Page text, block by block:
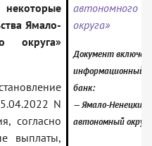
Ямало-
округа»
N
согласно
выплаты,
автономного
округа»
Документ включен
информационный
банк:
— Ямало-Ненецкий
автономный округ